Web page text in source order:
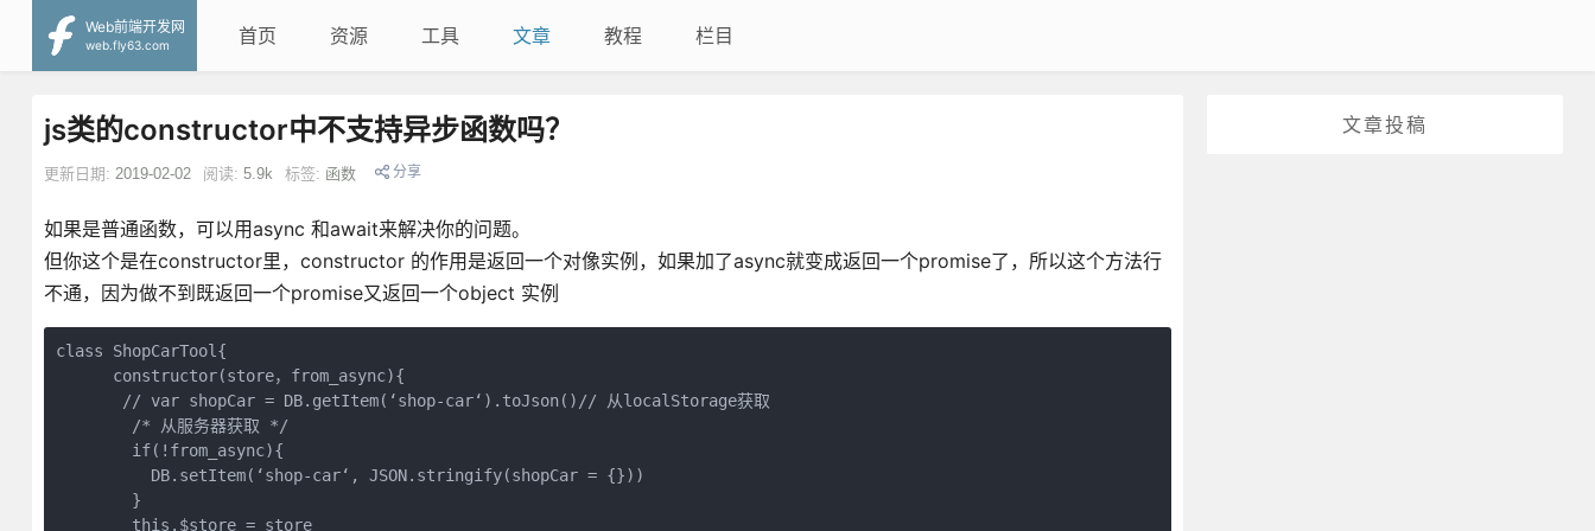
Web前端开发网
web.fly63.com
首页 资源 工具 文章 教程 栏目
文章投稿
js类的constructor中不支持异步函数吗？
更新日期: 2019-02-02 阅读: 5.9k 标签: 函数 分享
如果是普通函数，可以用async 和await来解决你的问题。
但你这个是在constructor里，constructor 的作用是返回一个对像实例，如果加了async就变成返回一个promise了，所以这个方法行
不通，因为做不到既返回一个promise又返回一个object 实例
class ShopCarTool{
      constructor(store，from_async){
       // var shopCar = DB.getItem(‘shop-car‘).toJson()// 从localStorage获取
        /* 从服务器获取 */
        if(!from_async){
          DB.setItem(‘shop-car‘, JSON.stringify(shopCar = {}))
        }
        this.$store = store